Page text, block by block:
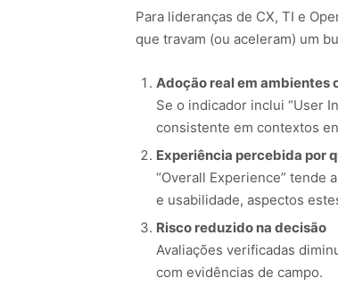
Para lideranças de CX, TI e
que travam (ou aceleram) um
Adoção real em ambientes
Se o indicador inclui “User
consistente em contextos
Experiência percebida por
“Overall Experience” tende
e usabilidade, aspectos
Risco reduzido na decisão
Avaliações verificadas
com evidências de campo.